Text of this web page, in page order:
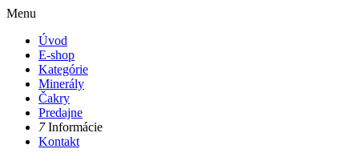
Menu
Úvod
E-shop
Kategórie
Minerály
Čakry
Predajne
7Informácie
Kontakt